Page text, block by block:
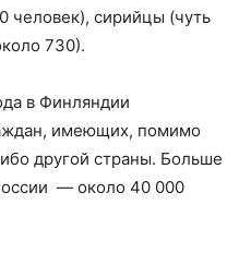
человек), сирийцы (чуть
730).
в Финляндии
имеющих, помимо
другой страны. Больше
— около 40 000